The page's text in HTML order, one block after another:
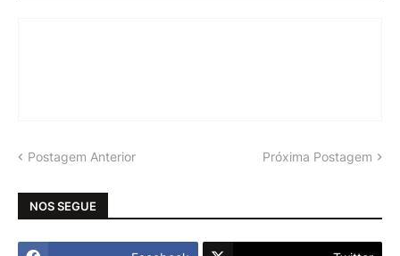
Postagem Anterior Próxima Postagem
NOS SEGUE